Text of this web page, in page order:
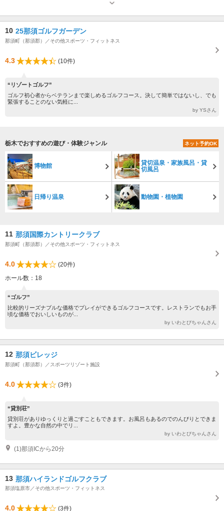
営業時間：10:00~16:30 ※変動あり 休業日：水曜日・天候不良の際
10 25那須ゴルフガーデン
那須町（那須郡）／その他スポーツ・フィットネス
4.3 (10件)
“リゾートゴルフ”
ゴルフ初心者からベテランまで楽しめるゴルフコース。決して簡単ではないし、でも
緊張することのない気軽に...
by YSさん
栃木でおすすめの遊び・体験ジャンル ネット予約OK
博物館
貸切温泉・家族風呂・貸
切風呂
日帰り温泉 動物園・植物園
11 那須国際カントリークラブ
那須町（那須郡）／その他スポーツ・フィットネス
4.0
(20件)
ホール数：18
“ゴルフ”
比較的リーズナブルな価格でプレイができるゴルフコースです。レストランでもお手
頃な価格でおいしいものが...
by いわとびちゃんさん
12 那須ビレッジ
那須町（那須郡）／スポーツリゾート施設
4.0 (3件)
“貸別荘”
貸別荘がありゆっくりと過ごすこともできます。お風呂もあるのでのんびりとできま
すよ。豊かな自然の中でリ...
by いわとびちゃんさん
(1)那須ICから20分
13 那須ハイランドゴルフクラブ
那須塩原市／その他スポーツ・フィットネス
4.0
(3件)